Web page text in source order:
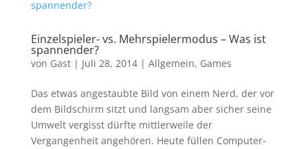
Einzelspieler- vs. Mehrspielermodus – Was ist
spannender?
von Gast| Juli 28, 2014| Allgemein, Games
Das etwas angestaubte Bild von einem Nerd, der vor
dem Bildschirm sitzt und langsam aber sicher seine
Umwelt vergisst dürfte mittlerweile der
Vergangenheit angehören. Heute füllen Computer-